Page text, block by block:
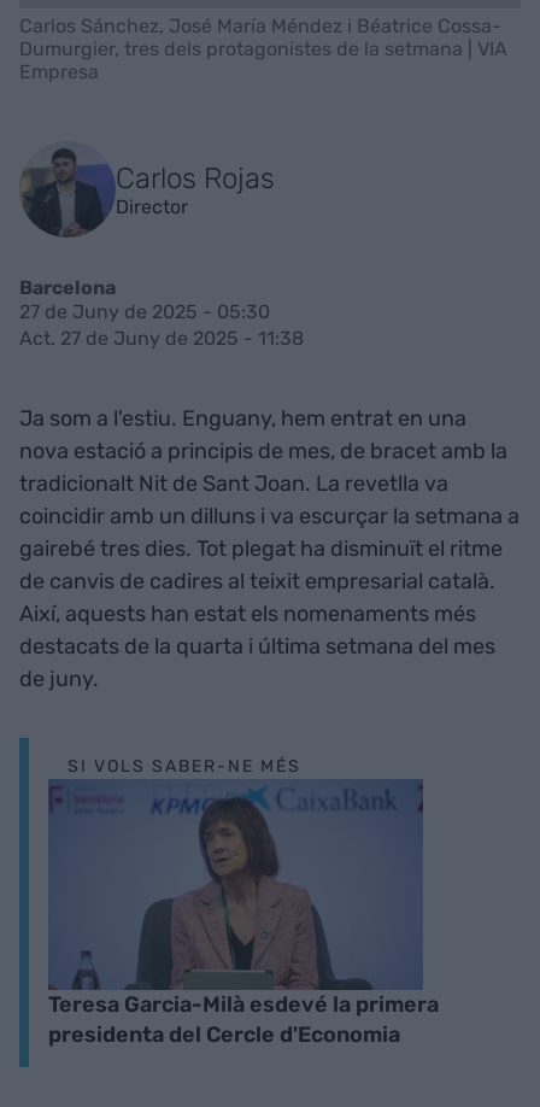
Carlos Sánchez, José María Méndez i Béatrice Cossa-
Dumurgier, tres dels protagonistes de la setmana | VIA
Empresa
Carlos Rojas
Director
Barcelona
27 de Juny de 2025 - 05:30
Act. 27 de Juny de 2025 - 11:38
Ja som a l'estiu. Enguany, hem entrat en una
nova estació a principis de mes, de bracet amb la
tradicionalt Nit de Sant Joan. La revetlla va
coincidir amb un dilluns i va escurçar la setmana a
gairebé tres dies. Tot plegat ha disminuït el ritme
de canvis de cadires al teixit empresarial català.
Així, aquests han estat els nomenaments més
destacats de la quarta i última setmana del mes
de juny.
SI VOLS SABER-NE MÉS
Teresa Garcia-Milà esdevé la primera
presidenta del Cercle d'Economia